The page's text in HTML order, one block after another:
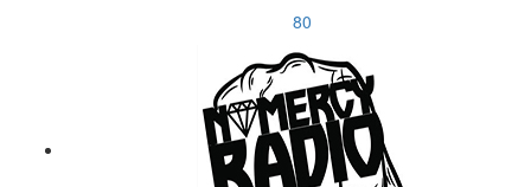
80